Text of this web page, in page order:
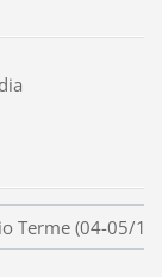
Terme (04-05/